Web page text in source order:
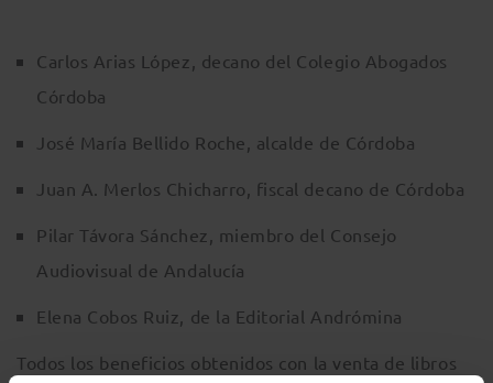
Carlos Arias López, decano del Colegio Abogados
Córdoba
José María Bellido Roche, alcalde de Córdoba
Juan A. Merlos Chicharro, fiscal decano de Córdoba
Pilar Távora Sánchez, miembro del Consejo
Audiovisual de Andalucía
Elena Cobos Ruiz, de la Editorial Andrómina
Todos los beneficios obtenidos con la venta de libros